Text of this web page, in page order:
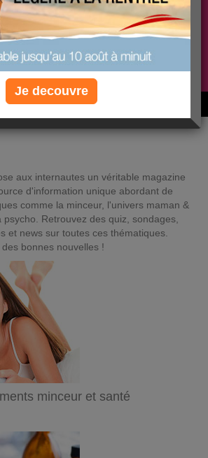
SANTÉ COACHING
je préfère le régime gratuit
maigri et réappris à manger avec nous
aux internautes un véritable magazine
d'information unique abordant de
comme la minceur, l'univers maman &
Retrouvez des quiz, sondages,
et news sur toutes ces thématiques.
bonnes nouvelles !
minceur et santé
Je decouvre